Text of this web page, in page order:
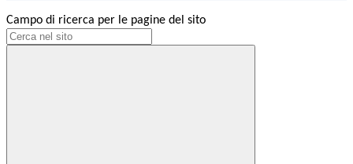
Campo di ricerca per le pagine del sito